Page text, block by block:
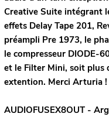
Creative Suite intégrant
effets Delay Tape 201,
préampli Pre 1973, le
le compresseur DIODE-
et le Filter Mini, soit plus
extention. Merci Arturia !
AUDIOFUSEX8OUT -